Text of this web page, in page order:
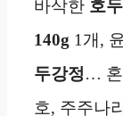
바삭한 호
140g 1개,
두강정…
호, 주주나